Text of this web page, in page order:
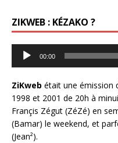
ZIKWEB : KÉZAKO ?
Lecteur
audio
00:00
ZiKweb était une émission
1998 et 2001 de 20h à
Françis Zégut (ZéZé) en
(Bamar) le weekend, et
(Jean²).